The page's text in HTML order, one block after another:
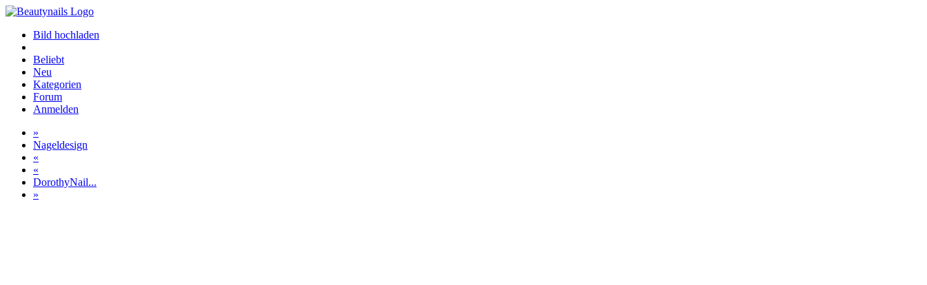
Bild hochladen
Beliebt
Neu
Kategorien
Forum
Anmelden
»
Nageldesign
«
«
DorothyNail...
»